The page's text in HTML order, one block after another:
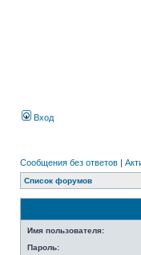
Вход
Сообщения без ответов |
Список форумов
Имя пользователя:
Пароль: